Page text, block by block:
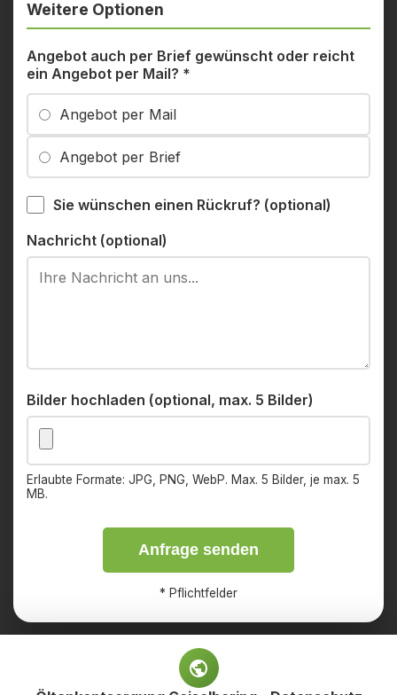
Weitere Optionen
Angebot auch per Brief gewünscht oder reicht
ein Angebot per Mail? *
Angebot per Mail
Angebot per Brief
Sie wünschen einen Rückruf? (optional)
Nachricht (optional)
Bilder hochladen (optional, max. 5 Bilder)
Erlaubte Formate: JPG, PNG, WebP. Max. 5 Bilder, je max. 5
MB.
Anfrage senden
* Pflichtfelder